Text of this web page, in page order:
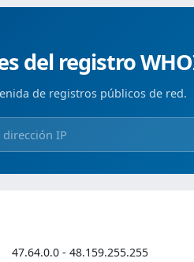
del registro
de registros públicos de red.
47.64.0.0 - 48.159.255.255